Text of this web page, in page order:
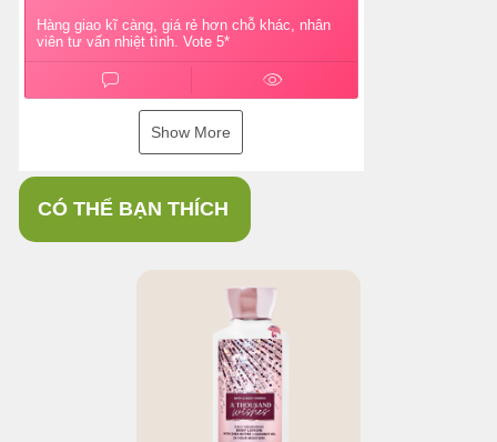
Hàng giao kĩ càng, giá rẻ hơn chỗ khác, nhân
viên tư vấn nhiệt tình. Vote 5*
Show More
CÓ THỂ BẠN THÍCH